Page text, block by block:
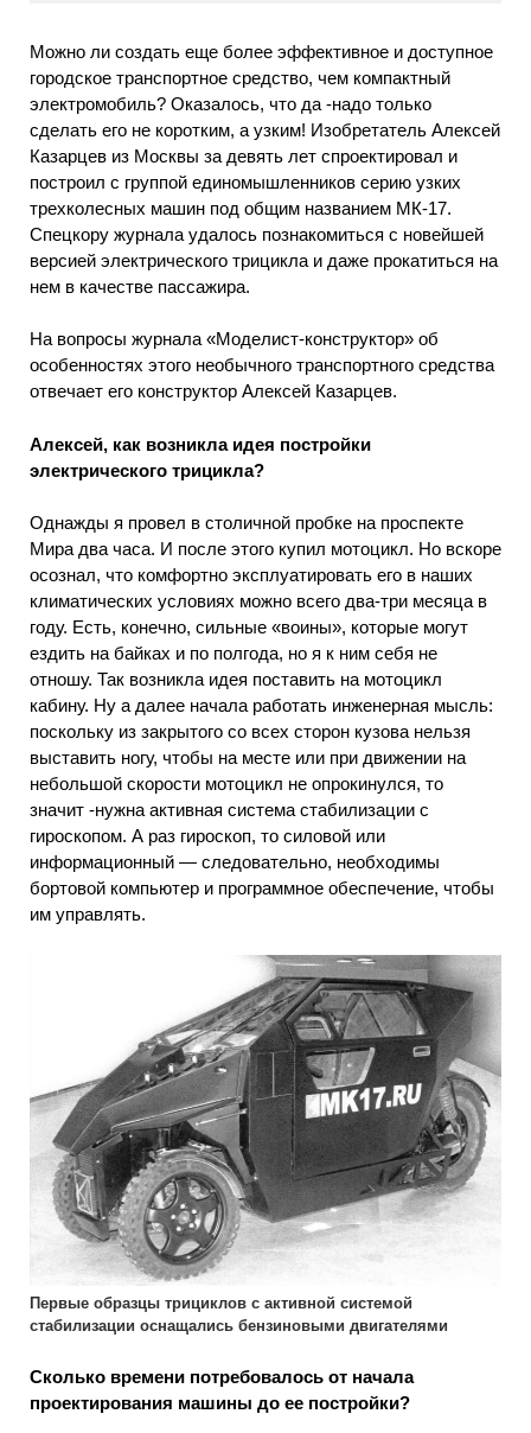
Можно ли создать еще более эффективное и доступное
городское транспортное средство, чем компактный
электромобиль? Оказалось, что да -надо только
сделать его не коротким, а узким! Изобретатель Алексей
Казарцев из Москвы за девять лет спроектировал и
построил с группой единомышленников серию узких
трехколесных машин под общим названием МК-17.
Спецкору журнала удалось познакомиться с новейшей
версией электрического трицикла и даже прокатиться на
нем в качестве пассажира.
На вопросы журнала «Моделист-конструктор» об
особенностях этого необычного транспортного средства
отвечает его конструктор Алексей Казарцев.
Алексей, как возникла идея постройки
электрического трицикла?
Однажды я провел в столичной пробке на проспекте
Мира два часа. И после этого купил мотоцикл. Но вскоре
осознал, что комфортно эксплуатировать его в наших
климатических условиях можно всего два-три месяца в
году. Есть, конечно, сильные «воины», которые могут
ездить на байках и по полгода, но я к ним себя не
отношу. Так возникла идея поставить на мотоцикл
кабину. Ну а далее начала работать инженерная мысль:
поскольку из закрытого со всех сторон кузова нельзя
выставить ногу, чтобы на месте или при движении на
небольшой скорости мотоцикл не опрокинулся, то
значит -нужна активная система стабилизации с
гироскопом. А раз гироскоп, то силовой или
информационный — следовательно, необходимы
бортовой компьютер и программное обеспечение, чтобы
им управлять.
Первые образцы трициклов с активной системой
стабилизации оснащались бензиновыми двигателями
Сколько времени потребовалось от начала
проектирования машины до ее постройки?